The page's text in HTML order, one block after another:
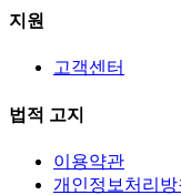
지원
고객센터
법적 고지
이용약관
개인정보처리방